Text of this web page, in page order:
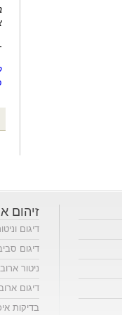
זיהום
דיגום
דיגום
ניטור
דיגום
בדיקות